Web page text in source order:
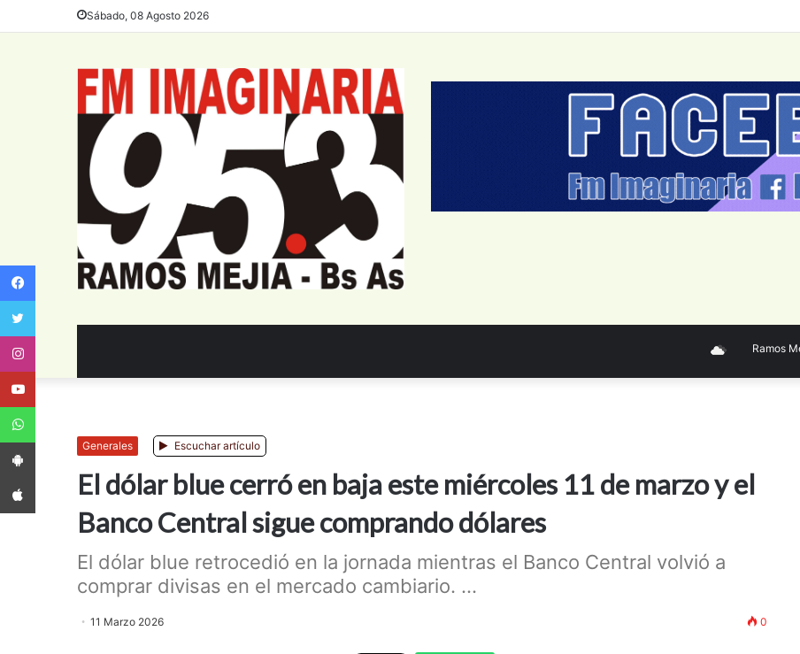
Sábado, 08 Agosto 2026
Ramos Mejía
Generales Escuchar artículo
El dólar blue cerró en baja este miércoles 11 de marzo y el
Banco Central sigue comprando dólares
El dólar blue retrocedió en la jornada mientras el Banco Central volvió a
comprar divisas en el mercado cambiario. ...
11 Marzo 2026 0
Facebook
App Android